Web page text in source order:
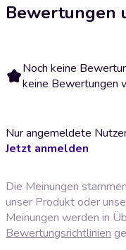
Bewertungen
Noch keine
keine Bewertungen
Nur angemeldete
Jetzt anmelden
Die Meinungen
unser Produkt oder
Meinungen werden in
Bewertungsrichtlinien